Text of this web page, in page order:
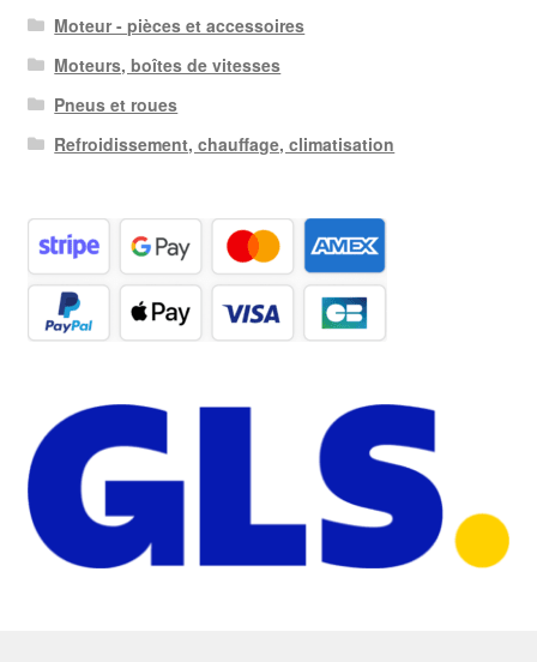
Moteur - pièces et accessoires
Moteurs, boîtes de vitesses
Pneus et roues
Refroidissement, chauffage, climatisation